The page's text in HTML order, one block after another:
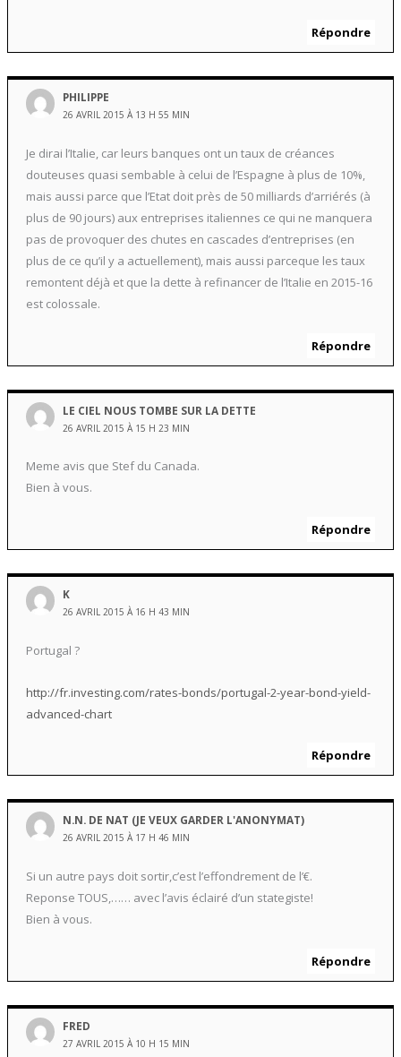
Répondre
PHILIPPE
26 AVRIL 2015 À 13 H 55 MIN
Je dirai l’Italie, car leurs banques ont un taux de créances
douteuses quasi sembable à celui de l’Espagne à plus de 10%,
mais aussi parce que l’Etat doit près de 50 milliards d’arriérés (à
plus de 90 jours) aux entreprises italiennes ce qui ne manquera
pas de provoquer des chutes en cascades d’entreprises (en
plus de ce qu’il y a actuellement), mais aussi parceque les taux
remontent déjà et que la dette à refinancer de l’Italie en 2015-16
est colossale.
Répondre
LE CIEL NOUS TOMBE SUR LA DETTE
26 AVRIL 2015 À 15 H 23 MIN
Meme avis que Stef du Canada.
Bien à vous.
Répondre
K
26 AVRIL 2015 À 16 H 43 MIN
Portugal ?
http://fr.investing.com/rates-bonds/portugal-2-year-bond-yield-
advanced-chart
Répondre
N.N. DE NAT (JE VEUX GARDER L'ANONYMAT)
26 AVRIL 2015 À 17 H 46 MIN
Si un autre pays doit sortir,c’est l’effondrement de l’€.
Reponse TOUS,…… avec l’avis éclairé d’un stategiste!
Bien à vous.
Répondre
FRED
27 AVRIL 2015 À 10 H 15 MIN